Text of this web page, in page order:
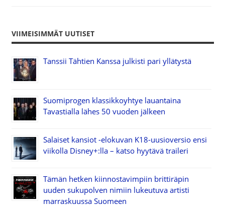
VIIMEISIMMÄT UUTISET
Tanssii Tähtien Kanssa julkisti pari yllätystä
Suomiprogen klassikkoyhtye lauantaina
Tavastialla lähes 50 vuoden jälkeen
Salaiset kansiot -elokuvan K18-uusioversio ensi
viikolla Disney+:lla – katso hyytävä traileri
Tämän hetken kiinnostavimpiin brittiräpin
uuden sukupolven nimiin lukeutuva artisti
marraskuussa Suomeen